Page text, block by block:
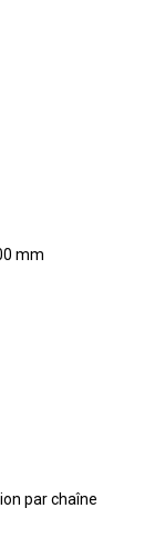
mm
par chaîne